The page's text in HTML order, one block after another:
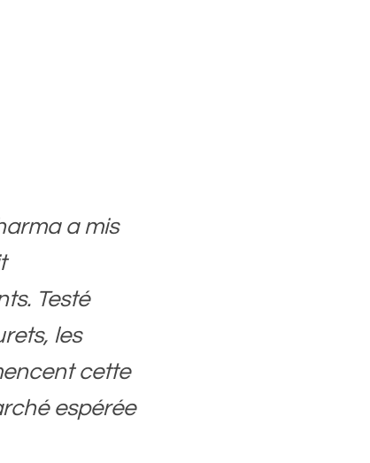
a mis
Testé
les
cette
espérée